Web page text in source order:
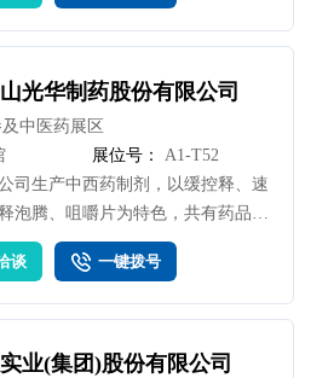
光华制药股份有限公司
及中医药展区
展位号：
A1-T52
司生产中西药制剂，以缓控释、速
泡腾、咀嚼片为特色，共有药品批
文号263个，其中小柴胡颗粒被评
“全国健康行业消费者最喜爱感冒
热类药品牌”。
谈 一键拨号
业(集团)股份有限公司